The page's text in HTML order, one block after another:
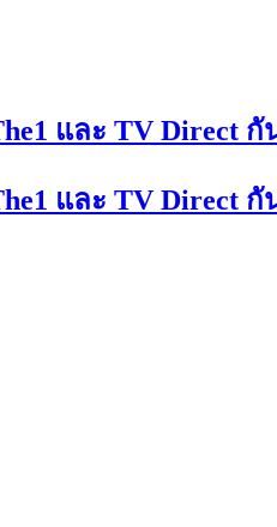
และ TV Direct กั
และ TV Direct กั